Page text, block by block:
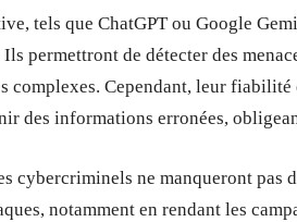
tels que ChatGPT ou Google
permettront de détecter des
complexes. Cependant, leur
des informations erronées,
cybercriminels ne manqueront pas
notamment en rendant les